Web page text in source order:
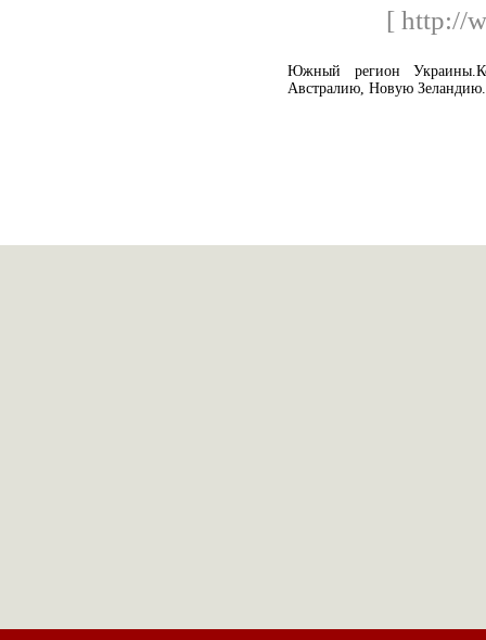
[ http://
Южный регион
Австралию, Новую Зеландию.